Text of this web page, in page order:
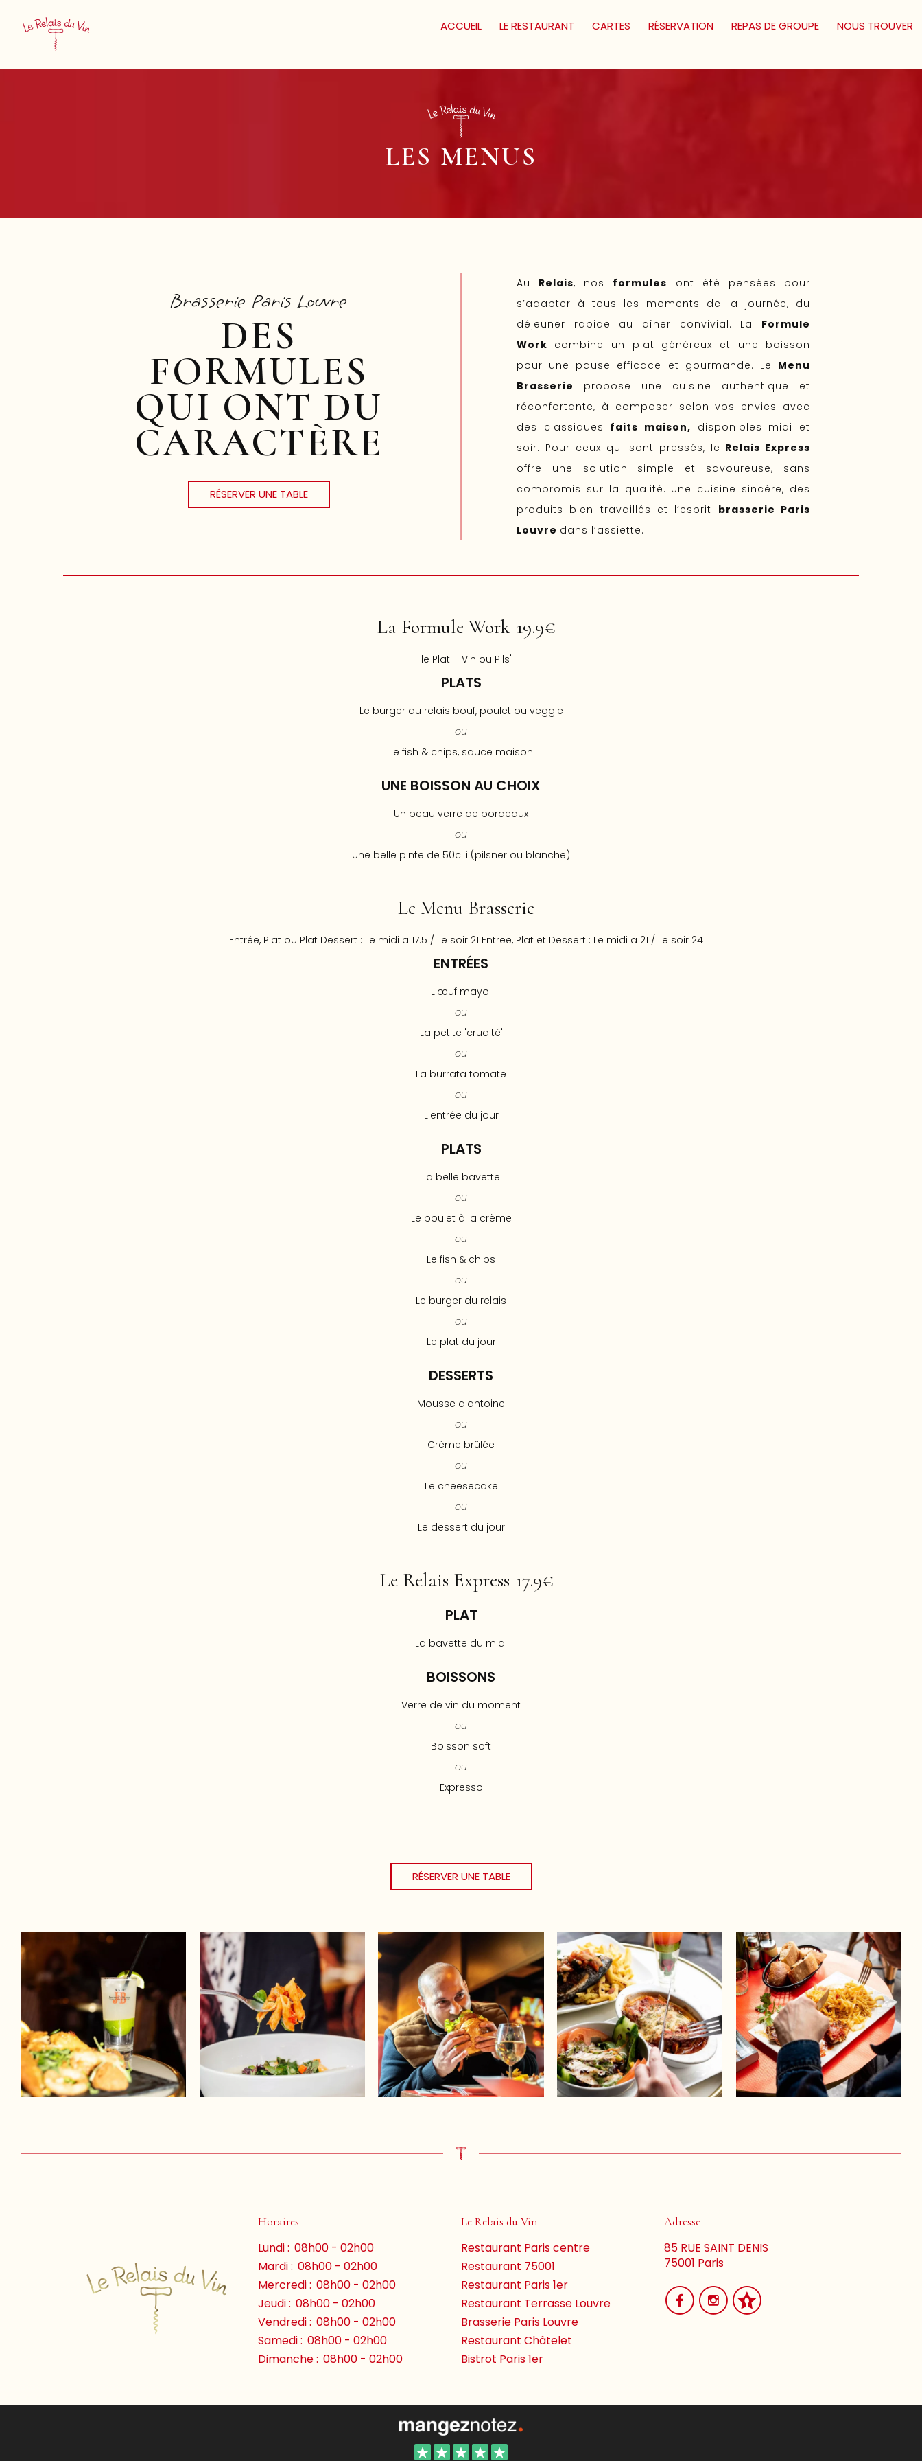
ACCUEIL LE RESTAURANT CARTES RÉSERVATION REPAS DE GROUPE NOUS TROUVER
LES MENUS
Brasserie Paris Louvre
DES
FORMULES
QUI ONT DU
CARACTÈRE
RÉSERVER UNE TABLE
Au Relais, nos formules ont été pensées pour
s’adapter à tous les moments de la journée, du
déjeuner rapide au dîner convivial. La Formule
Work combine un plat généreux et une boisson
pour une pause efficace et gourmande. Le Menu
Brasserie propose une cuisine authentique et
réconfortante, à composer selon vos envies avec
des classiques faits maison, disponibles midi et
soir. Pour ceux qui sont pressés, le Relais Express
offre une solution simple et savoureuse, sans
compromis sur la qualité. Une cuisine sincère, des
produits bien travaillés et l’esprit brasserie Paris
Louvre dans l’assiette.
La Formule Work 19.9€
le Plat + Vin ou Pils'
PLATS
Le burger du relais bouf, poulet ou veggie
ou
Le fish & chips, sauce maison
UNE BOISSON AU CHOIX
Un beau verre de bordeaux
ou
Une belle pinte de 50cl i (pilsner ou blanche)
Le Menu Brasserie
Entrée, Plat ou Plat Dessert : Le midi a 17.5 / Le soir 21 Entree, Plat et Dessert : Le midi a 21 / Le soir 24
ENTRÉES
L'œuf mayo'
ou
La petite 'crudité'
ou
La burrata tomate
ou
L'entrée du jour
PLATS
La belle bavette
ou
Le poulet à la crème
ou
Le fish & chips
ou
Le burger du relais
ou
Le plat du jour
DESSERTS
Mousse d'antoine
ou
Crème brûlée
ou
Le cheesecake
ou
Le dessert du jour
Le Relais Express 17.9€
PLAT
La bavette du midi
BOISSONS
Verre de vin du moment
ou
Boisson soft
ou
Expresso
RÉSERVER UNE TABLE
Horaires
Lundi : 08h00 - 02h00
Mardi : 08h00 - 02h00
Mercredi : 08h00 - 02h00
Jeudi : 08h00 - 02h00
Vendredi : 08h00 - 02h00
Samedi : 08h00 - 02h00
Dimanche : 08h00 - 02h00
Le Relais du Vin
Restaurant Paris centre
Restaurant 75001
Restaurant Paris 1er
Restaurant Terrasse Louvre
Brasserie Paris Louvre
Restaurant Châtelet
Bistrot Paris 1er
Adresse
85 RUE SAINT DENIS
75001 Paris